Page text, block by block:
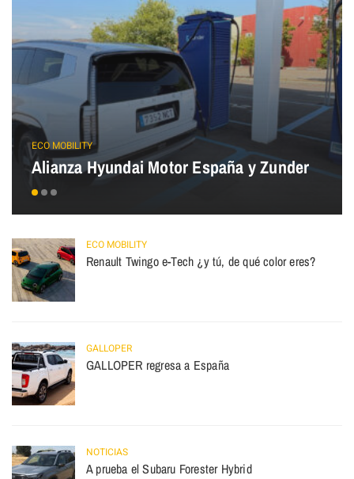
ECO MOBILITY
Alianza Hyundai Motor España y Zunder
ECO MOBILITY
Renault Twingo e-Tech ¿y tú, de qué color eres?
GALLOPER
GALLOPER regresa a España
NOTICIAS
A prueba el Subaru Forester Hybrid